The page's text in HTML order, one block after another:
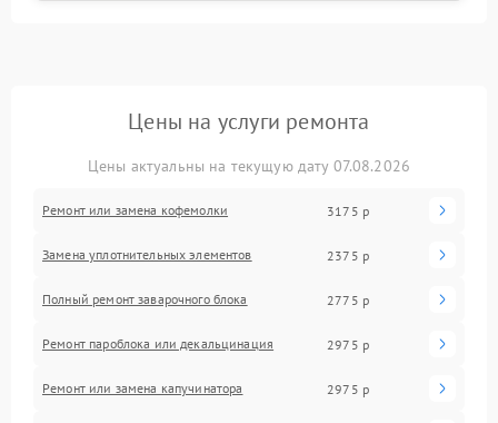
Цены на услуги ремонта
Цены актуальны на текущую дату 07.08.2026
Ремонт или замена кофемолки 3175 р
Замена уплотнительных элементов 2375 р
Полный ремонт заварочного блока 2775 р
Ремонт пароблока или декальцинация 2975 р
Ремонт или замена капучинатора 2975 р